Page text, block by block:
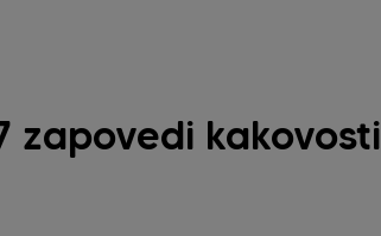
zapovedi kakovosti